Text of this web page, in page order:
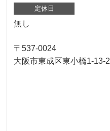
定休日
無し
〒537-0024
大阪市東成区東小橋1-13-2